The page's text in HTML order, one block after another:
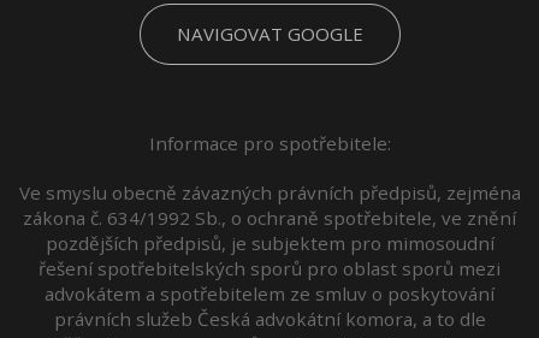
NAVIGOVAT GOOGLE
Informace pro spotřebitele:
Ve smyslu obecně závazných právních předpisů, zejména
zákona č. 634/1992 Sb., o ochraně spotřebitele, ve znění
pozdějších předpisů, je subjektem pro mimosoudní
řešení spotřebitelských sporů pro oblast sporů mezi
advokátem a spotřebitelem ze smluv o poskytování
právních služeb Česká advokátní komora, a to dle